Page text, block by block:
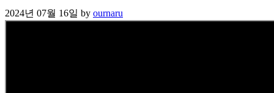
2024년 07월 16일 by ournaru